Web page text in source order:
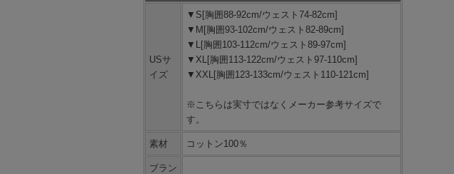
USサ
イズ
▼S[胸囲88-92cm/ウェスト74-82cm]
▼M[胸囲93-102cm/ウェスト82-89cm]
▼L[胸囲103-112cm/ウェスト89-97cm]
▼XL[胸囲113-122cm/ウェスト97-110cm]
▼XXL[胸囲123-133cm/ウェスト110-121cm]
※こちらは実寸ではなくメーカー参考サイズで
す。
素材 コットン100％
ブラン